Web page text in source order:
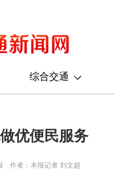
综合交通
优便民服务
作者：本报记者 刘文超